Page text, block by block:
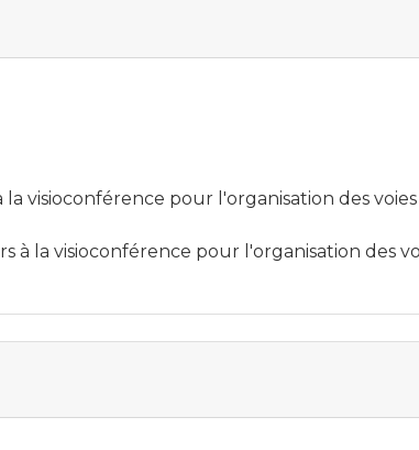
visioconférence pour l'organisation des voies
la visioconférence pour l'organisation des